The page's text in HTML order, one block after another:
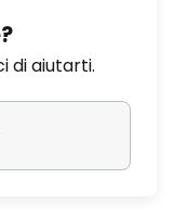
di aiutarti.